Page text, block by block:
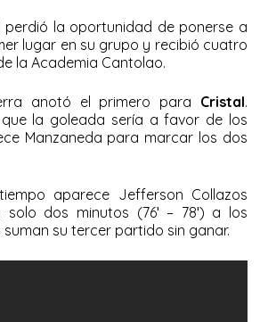
perdió la oportunidad de ponerse a
lugar en su grupo y recibió cuatro
la Academia Cantolao.
anotó el primero para Cristal.
la goleada sería a favor de los
Manzaneda para marcar los dos
aparece Jefferson Collazos
dos minutos (76′ – 78′) a los
suman su tercer partido sin ganar.